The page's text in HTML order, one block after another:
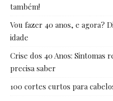
também!
Vou fazer 40 anos, e agora?
idade
Crise dos 40 Anos: Sintomas
precisa saber
100 cortes curtos para